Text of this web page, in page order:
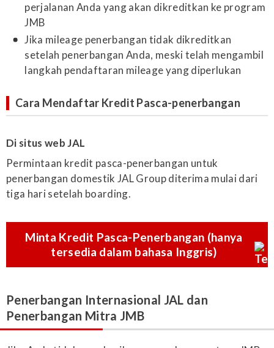
perjalanan Anda yang akan dikreditkan ke program
JMB
Jika mileage penerbangan tidak dikreditkan
setelah penerbangan Anda, meski telah mengambil
langkah pendaftaran mileage yang diperlukan
Cara Mendaftar Kredit Pasca-penerbangan
Di situs web JAL
Permintaan kredit pasca-penerbangan untuk
penerbangan domestik JAL Group diterima mulai dari
tiga hari setelah boarding.
Minta Kredit Pasca-Penerbangan (hanya
tersedia dalam bahasa Inggris)
Penerbangan Internasional JAL dan
Penerbangan Mitra JMB